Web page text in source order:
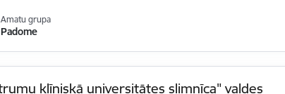
Amatu grupa
Padome
klīniskā universitātes slimnīca" valdes